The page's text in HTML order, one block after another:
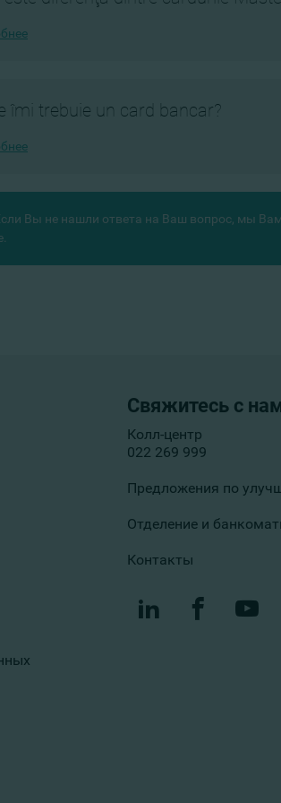
îmi trebuie un card bancar?
Вы не нашли ответа на Ваш вопрос, мы
Свяжитесь с
Колл-центр
022 269 999
Предложения по
Отделение и
Контакты